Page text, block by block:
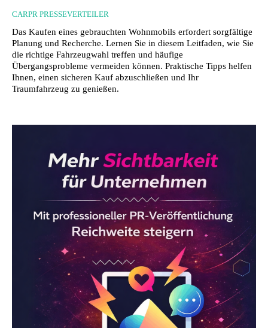
CARPR PRESSEVERTEILER
Das Kaufen eines gebrauchten Wohnmobils erfordert sorgfältige
Planung und Recherche. Lernen Sie in diesem Leitfaden, wie Sie
die richtige Fahrzeugwahl treffen und häufige
Übergangsprobleme vermeiden können. Praktische Tipps helfen
Ihnen, einen sicheren Kauf abzuschließen und Ihr
Traumfahrzeug zu genießen.